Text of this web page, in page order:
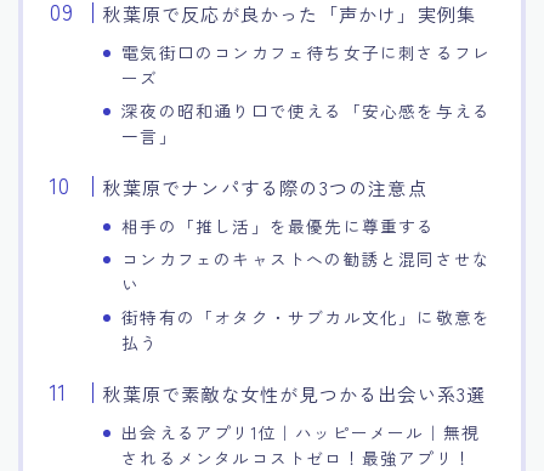
秋葉原で反応が良かった「声かけ」実例集
電気街口のコンカフェ待ち女子に刺さるフレ
ーズ
深夜の昭和通り口で使える「安心感を与える
一言」
秋葉原でナンパする際の3つの注意点
相手の「推し活」を最優先に尊重する
コンカフェのキャストへの勧誘と混同させな
い
街特有の「オタク・サブカル文化」に敬意を
払う
秋葉原で素敵な女性が見つかる出会い系3選
出会えるアプリ1位｜ハッピーメール｜無視
されるメンタルコストゼロ！最強アプリ！